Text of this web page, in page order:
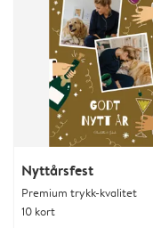
Nyttårsfest
Premium trykk-kvalitet
10 kort